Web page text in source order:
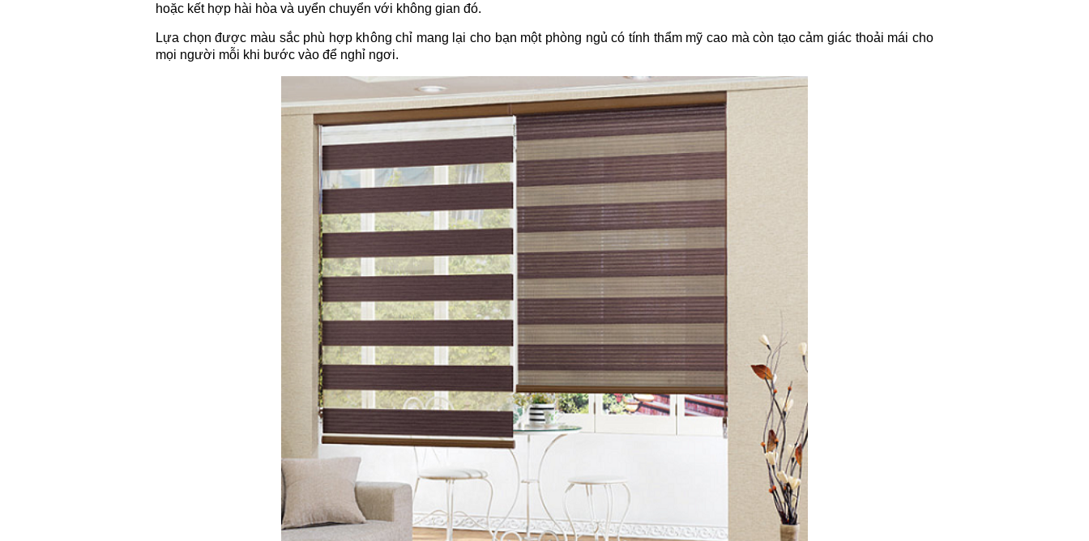
hoặc kết hợp hài hòa và uyển chuyển với không gian đó.
Lựa chọn được màu sắc phù hợp không chỉ mang lại cho bạn một phòng ngủ có tính thẩm mỹ cao mà còn tạo cảm giác thoải mái cho
mọi người mỗi khi bước vào để nghỉ ngơi.